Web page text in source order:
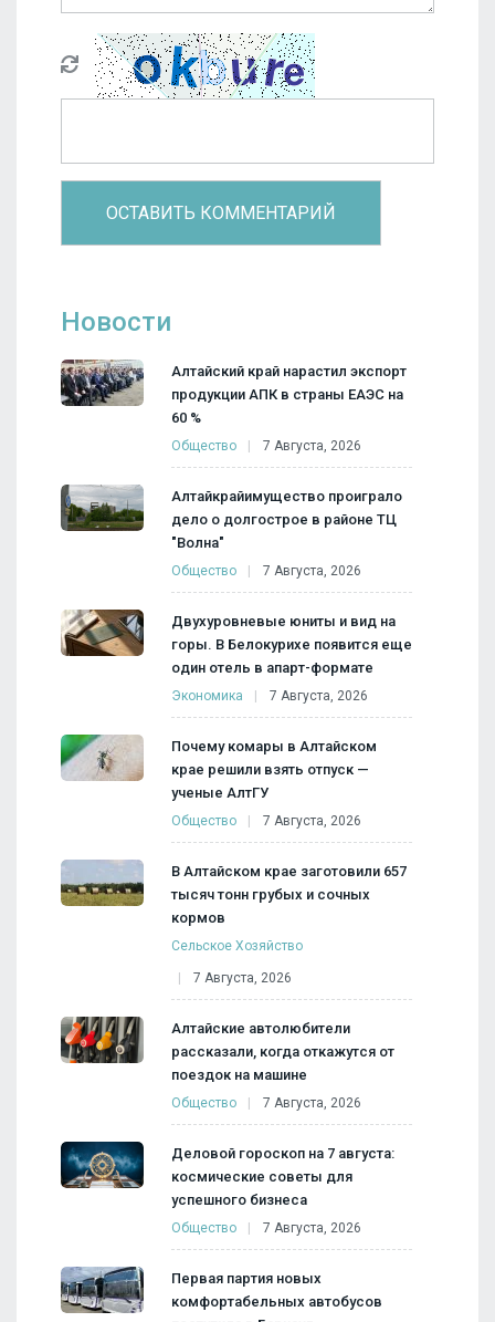
Новости
Алтайский край нарастил экспорт
продукции АПК в страны ЕАЭС на
60 %
Общество 7 Августа, 2026
Алтайкрайимущество проиграло
дело о долгострое в районе ТЦ
"Волна"
Общество 7 Августа, 2026
Двухуровневые юниты и вид на
горы. В Белокурихе появится еще
один отель в апарт-формате
Экономика 7 Августа, 2026
Почему комары в Алтайском
крае решили взять отпуск —
ученые АлтГУ
Общество 7 Августа, 2026
В Алтайском крае заготовили 657
тысяч тонн грубых и сочных
кормов
Сельское Хозяйство
7 Августа, 2026
Алтайские автолюбители
рассказали, когда откажутся от
поездок на машине
Общество 7 Августа, 2026
Деловой гороскоп на 7 августа:
космические советы для
успешного бизнеса
Общество 7 Августа, 2026
Первая партия новых
комфортабельных автобусов